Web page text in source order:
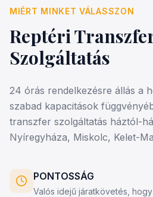
MIÉRT MINKET VÁLASSZON
Reptéri
Szolgáltatás
24 órás rendelkezésre állás a
szabad kapacitások
transzfer szolgáltatás háztól-
Nyíregyháza, Miskolc, Kelet-
PONTOSSÁG
Valós idejű járatkövetés,